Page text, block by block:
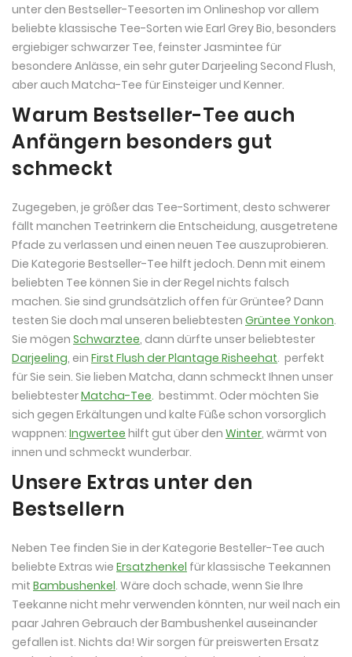
unter den Bestseller-Teesorten im Onlineshop vor allem
beliebte klassische Tee-Sorten wie Earl Grey Bio, besonders
ergiebiger schwarzer Tee, feinster Jasmintee für
besondere Anlässe, ein sehr guter Darjeeling Second Flush,
aber auch Matcha-Tee für Einsteiger und Kenner.
Warum Bestseller-Tee auch
Anfängern besonders gut
schmeckt
Zugegeben, je größer das Tee-Sortiment, desto schwerer
fällt manchen Teetrinkern die Entscheidung, ausgetretene
Pfade zu verlassen und einen neuen Tee auszuprobieren.
Die Kategorie Bestseller-Tee hilft jedoch. Denn mit einem
beliebten Tee können Sie in der Regel nichts falsch
machen. Sie sind grundsätzlich offen für Grüntee? Dann
testen Sie doch mal unseren beliebtesten Grüntee Yonkon.
Sie mögen Schwarztee, dann dürfte unser beliebtester
Darjeeling, ein First Flush der Plantage Risheehat. perfekt
für Sie sein. Sie lieben Matcha, dann schmeckt Ihnen unser
beliebtesterMatcha-Tee. bestimmt. Oder möchten Sie
sich gegen Erkältungen und kalte Füße schon vorsorglich
wappnen: Ingwertee hilft gut über den Winter, wärmt von
innen und schmeckt wunderbar.
Unsere Extras unter den
Bestsellern
Neben Tee finden Sie in der Kategorie Besteller-Tee auch
beliebte Extras wie Ersatzhenkel für klassische Teekannen
mit Bambushenkel. Wäre doch schade, wenn Sie Ihre
Teekanne nicht mehr verwenden könnten, nur weil nach ein
paar Jahren Gebrauch der Bambushenkel auseinander
gefallen ist. Nichts da! Wir sorgen für preiswerten Ersatz